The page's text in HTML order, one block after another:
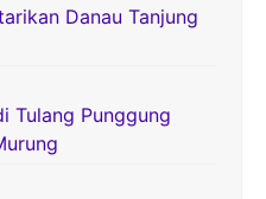
Danau Tanjung
Tulang Punggung